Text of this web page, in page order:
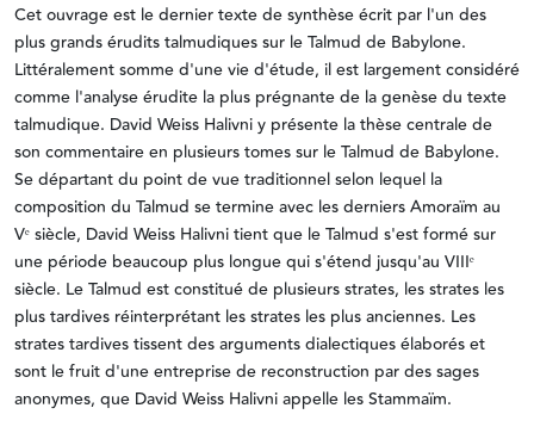
Cet ouvrage est le dernier texte de synthèse écrit par l'un des
plus grands érudits talmudiques sur le Talmud de Babylone.
Littéralement somme d'une vie d'étude, il est largement considéré
comme l'analyse érudite la plus prégnante de la genèse du texte
talmudique. David Weiss Halivni y présente la thèse centrale de
son commentaire en plusieurs tomes sur le Talmud de Babylone.
Se départant du point de vue traditionnel selon lequel la
composition du Talmud se termine avec les derniers Amoraïm au
Vᵉ siècle, David Weiss Halivni tient que le Talmud s'est formé sur
une période beaucoup plus longue qui s'étend jusqu'au VIIIᵉ
siècle. Le Talmud est constitué de plusieurs strates, les strates les
plus tardives réinterprétant les strates les plus anciennes. Les
strates tardives tissent des arguments dialectiques élaborés et
sont le fruit d'une entreprise de reconstruction par des sages
anonymes, que David Weiss Halivni appelle les Stammaïm.